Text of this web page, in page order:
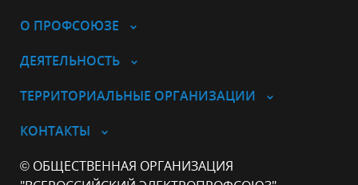
О ПРОФСОЮЗЕ
ДЕЯТЕЛЬНОСТЬ
ТЕРРИТОРИАЛЬНЫЕ ОРГАНИЗАЦИИ
КОНТАКТЫ
© ОБЩЕСТВЕННАЯ ОРГАНИЗАЦИЯ